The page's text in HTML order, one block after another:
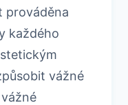
prováděna
každého
vážné